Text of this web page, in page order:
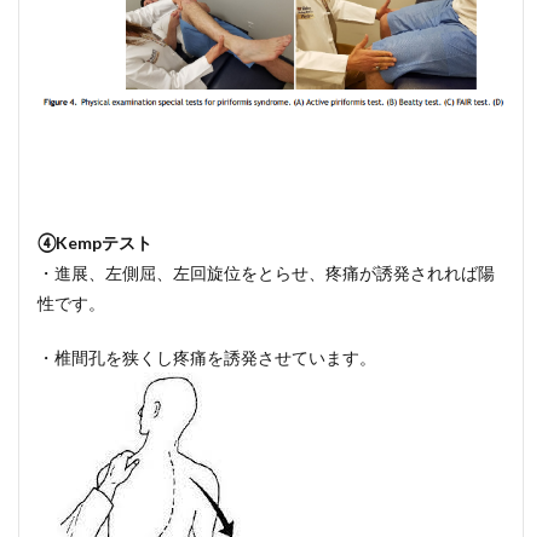
④Kempテスト
・進展、左側屈、左回旋位をとらせ、疼痛が誘発されれば陽
性です。
・椎間孔を狭くし疼痛を誘発させています。